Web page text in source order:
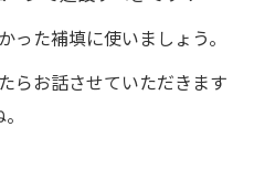
った補填に使いましょう。
らお話させていただきます